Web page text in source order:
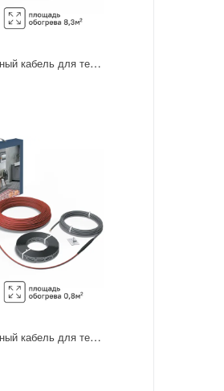
Нагревательный кабель для теплого пола Electrolux ETC 2-17-1000 58.8 м 1000 Вт
Нагревательный кабель для теплого пола Electrolux ETC 2-17-100 5.9 м 100 Вт